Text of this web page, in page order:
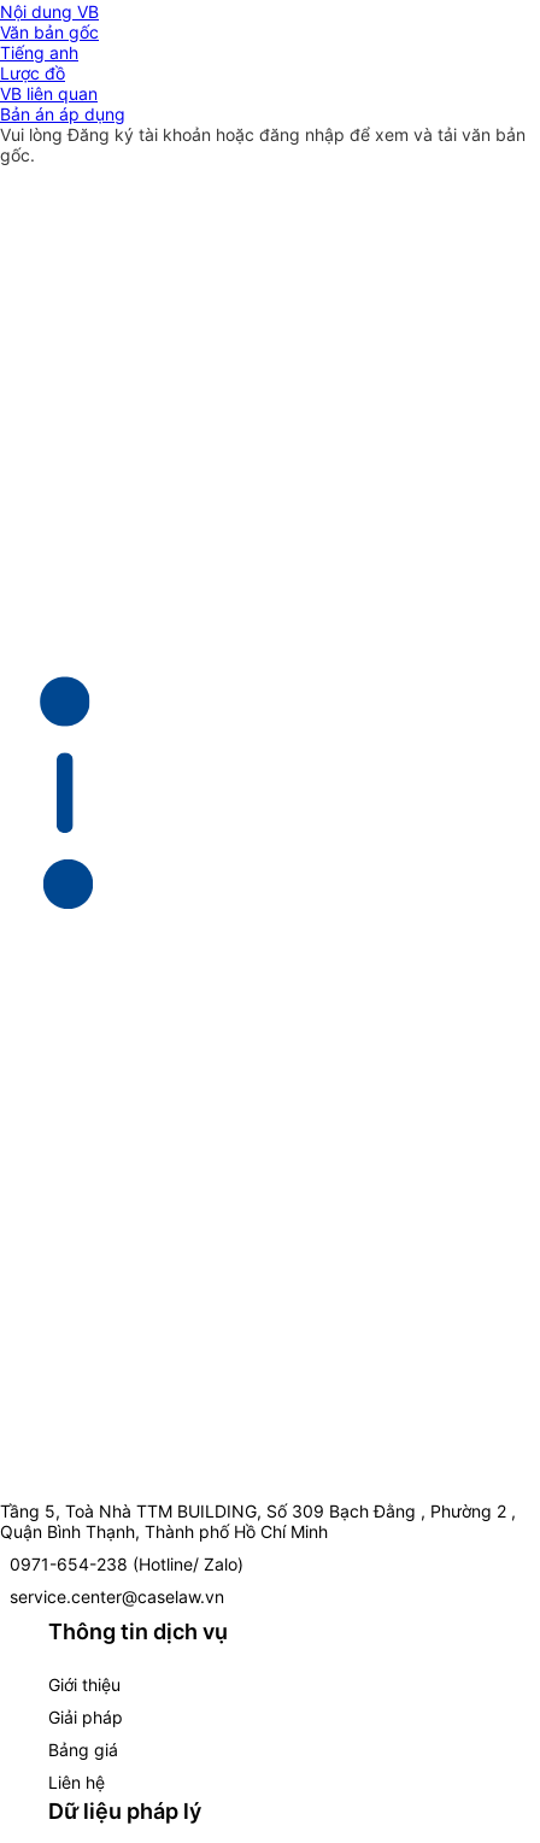
Nội dung VB
Văn bản gốc
Tiếng anh
Lược đồ
VB liên quan
Bản án áp dụng
Vui lòngĐăng ký tài khoản hoặc đăng nhập để xem và tải văn bản
gốc.
Tầng 5, Toà Nhà TTM BUILDING, Số 309 Bạch Đằng , Phường 2 ,
Quận Bình Thạnh, Thành phố Hồ Chí Minh
0971-654-238 (Hotline/ Zalo)
service.center@caselaw.vn
Thông tin dịch vụ
Giới thiệu
Giải pháp
Bảng giá
Liên hệ
Dữ liệu pháp lý